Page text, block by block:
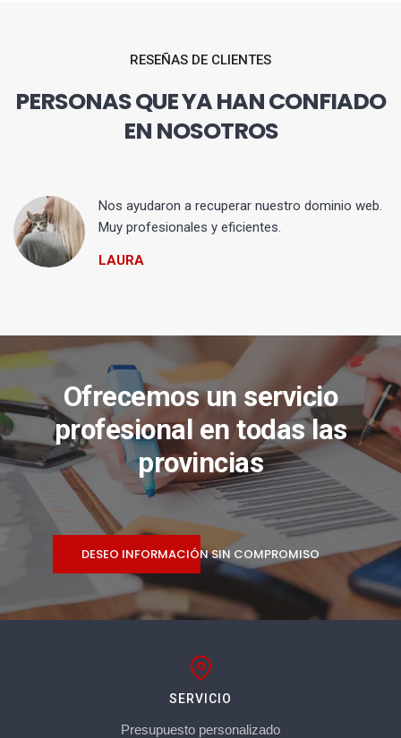
RESEÑAS DE CLIENTES
PERSONAS QUE YA HAN CONFIADO
EN NOSOTROS
Nos ayudaron a recuperar nuestro dominio web.
Muy profesionales y eficientes.
LAURA
Ofrecemos un servicio
profesional en todas las
provincias
DESEO INFORMACIÓN SIN COMPROMISO
SERVICIO
Presupuesto personalizado